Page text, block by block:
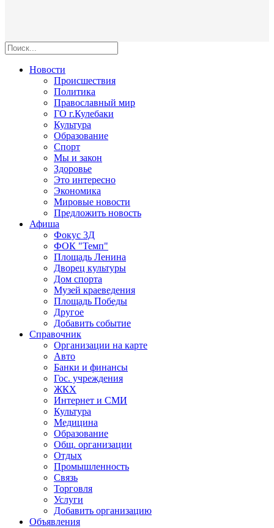
Новости
Происшествия
Политика
Православный мир
ГО г.Кулебаки
Культура
Образование
Спорт
Мы и закон
Здоровье
Это интересно
Экономика
Мировые новости
Предложить новость
Афиша
Фокус 3Д
ФОК "Темп"
Площадь Ленина
Дворец культуры
Дом спорта
Музей краеведения
Площадь Победы
Другое
Добавить событие
Справочник
Организации на карте
Авто
Банки и финансы
Гос. учреждения
ЖКХ
Интернет и СМИ
Культура
Медицина
Образование
Общ. организации
Отдых
Промышленность
Связь
Торговля
Услуги
Добавить организацию
Объявления